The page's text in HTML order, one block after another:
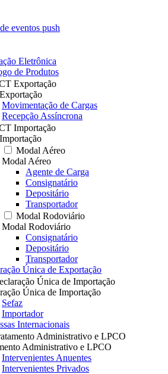
eventos push
Eletrônica
de Produtos
Exportação
Movimentação de Cargas
Recepção Assíncrona
Importação
Modal Aéreo
Modal Aéreo
Agente de Carga
Consignatário
Depositário
Transportador
Modal Rodoviário
Modal Rodoviário
Consignatário
Depositário
Transportador
Única de Exportação
Única de Importação
Única de Importação
Sefaz
Importador
Internacionais
Administrativo e LPCO
Administrativo e LPCO
Intervenientes Anuentes
Intervenientes Privados